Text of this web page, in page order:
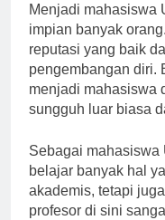
Menjadi mahasiswa
impian banyak
reputasi yang baik
pengembangan diri.
menjadi mahasiswa
sungguh luar biasa
Sebagai mahasiswa
belajar banyak hal
akademis, tetapi
profesor di sini